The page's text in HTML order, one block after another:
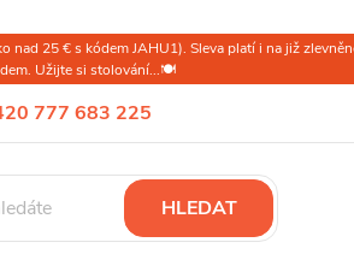
25 € s kódem JAHU1). Sleva platí i na již
Užijte si stolování...🍽️
777 683 225
Slovensko a svět
HLEDAT